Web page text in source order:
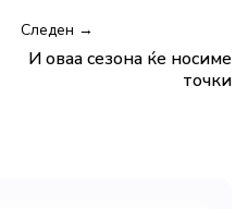
Следен →
И оваа сезона ќе носиме
точки